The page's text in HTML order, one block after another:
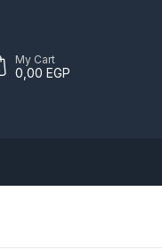
My Cart
0,00 EGP